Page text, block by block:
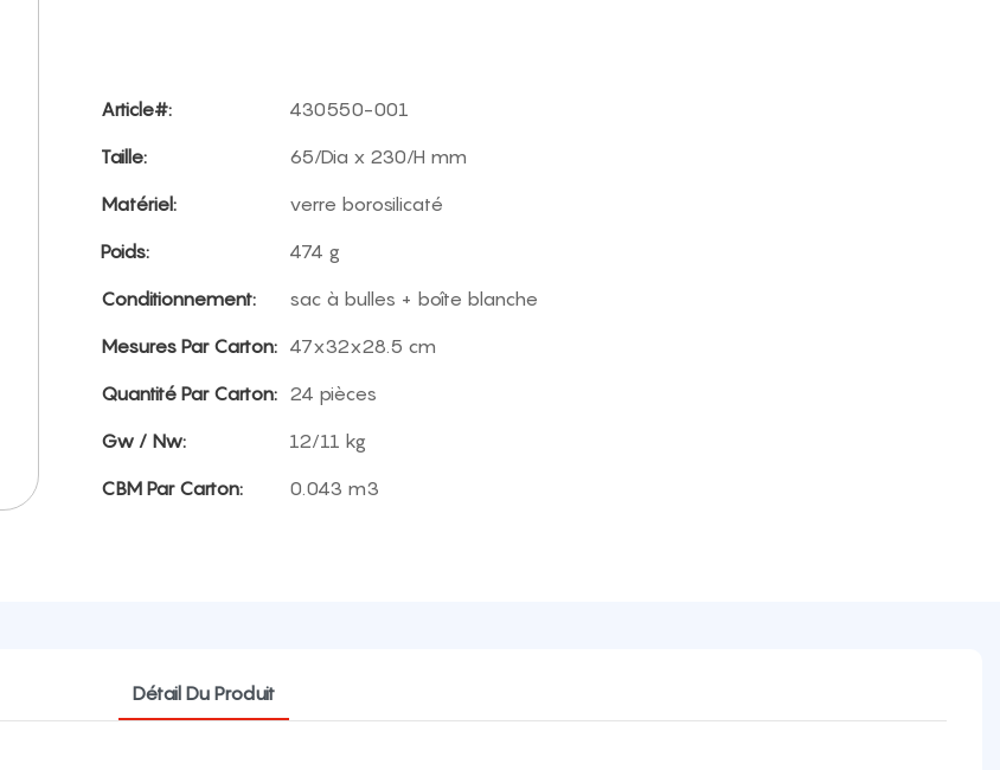
Article#:
430550-001
Taille:
65/Dia x 230/H mm
Matériel:
verre borosilicaté
Poids:
474 g
Conditionnement:
sac à bulles + boîte blanche
Mesures Par Carton: 47x32x28.5 cm
Quantité Par Carton: 24 pièces
Gw / Nw:
12/11 kg
CBM Par Carton:
0.043 m3
Détail Du Produit